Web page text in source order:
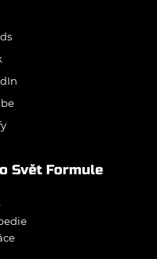
Svět Formule